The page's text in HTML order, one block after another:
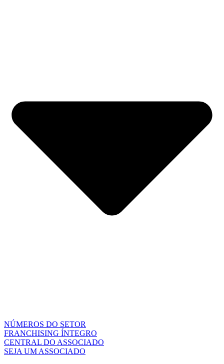
NÚMEROS DO SETOR
FRANCHISING ÍNTEGRO
CENTRAL DO ASSOCIADO
SEJA UM ASSOCIADO